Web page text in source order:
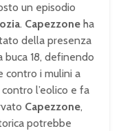
un episodio
. Capezzone ha
della presenza
18, definendo
contro i mulini a
l’eolico e fa
Capezzone,
potrebbe